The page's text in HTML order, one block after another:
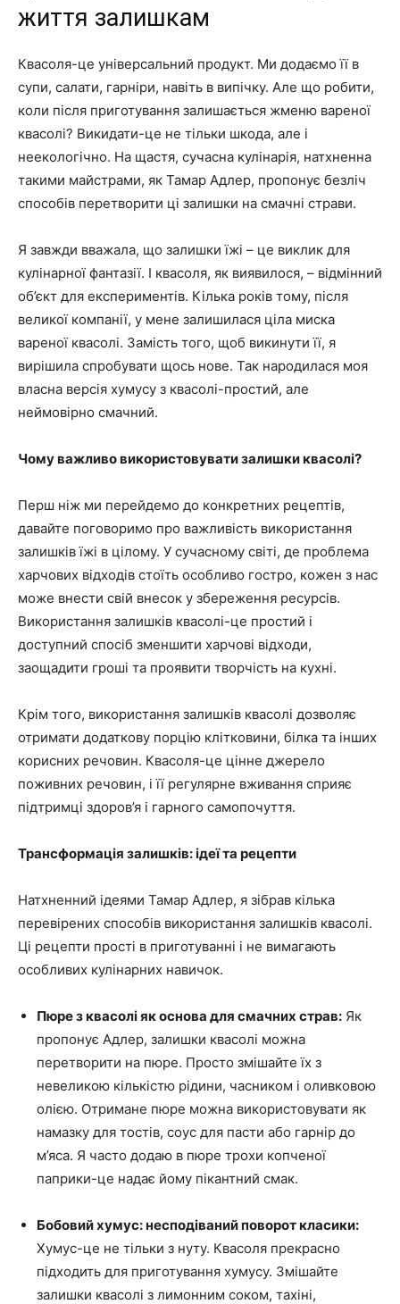
життя залишкам
Квасоля-це універсальний продукт. Ми додаємо її в
супи, салати, гарніри, навіть в випічку. Але що робити,
коли після приготування залишається жменю вареної
квасолі? Викидати-це не тільки шкода, але і
неекологічно. На щастя, сучасна кулінарія, натхненна
такими майстрами, як Тамар Адлер, пропонує безліч
способів перетворити ці залишки на смачні страви.
Я завжди вважала, що залишки їжі – це виклик для
кулінарної фантазії. І квасоля, як виявилося, – відмінний
об’єкт для експериментів. Кілька років тому, після
великої компанії, у мене залишилася ціла миска
вареної квасолі. Замість того, щоб викинути її, я
вирішила спробувати щось нове. Так народилася моя
власна версія хумусу з квасолі-простий, але
неймовірно смачний.
Чому важливо використовувати залишки квасолі?
Перш ніж ми перейдемо до конкретних рецептів,
давайте поговоримо про важливість використання
залишків їжі в цілому. У сучасному світі, де проблема
харчових відходів стоїть особливо гостро, кожен з нас
може внести свій внесок у збереження ресурсів.
Використання залишків квасолі-це простий і
доступний спосіб зменшити харчові відходи,
заощадити гроші та проявити творчість на кухні.
Крім того, використання залишків квасолі дозволяє
отримати додаткову порцію клітковини, білка та інших
корисних речовин. Квасоля-це цінне джерело
поживних речовин, і її регулярне вживання сприяє
підтримці здоров’я і гарного самопочуття.
Трансформація залишків: ідеї та рецепти
Натхненний ідеями Тамар Адлер, я зібрав кілька
перевірених способів використання залишків квасолі.
Ці рецепти прості в приготуванні і не вимагають
особливих кулінарних навичок.
Пюре з квасолі як основа для смачних страв: Як
пропонує Адлер, залишки квасолі можна
перетворити на пюре. Просто змішайте їх з
невеликою кількістю рідини, часником і оливковою
олією. Отримане пюре можна використовувати як
намазку для тостів, соус для пасти або гарнір до
м’яса. Я часто додаю в пюре трохи копченої
паприки-це надає йому пікантний смак.
Бобовий хумус: несподіваний поворот класики:
Хумус-це не тільки з нуту. Квасоля прекрасно
підходить для приготування хумусу. Змішайте
залишки квасолі з лимонним соком, тахіні,